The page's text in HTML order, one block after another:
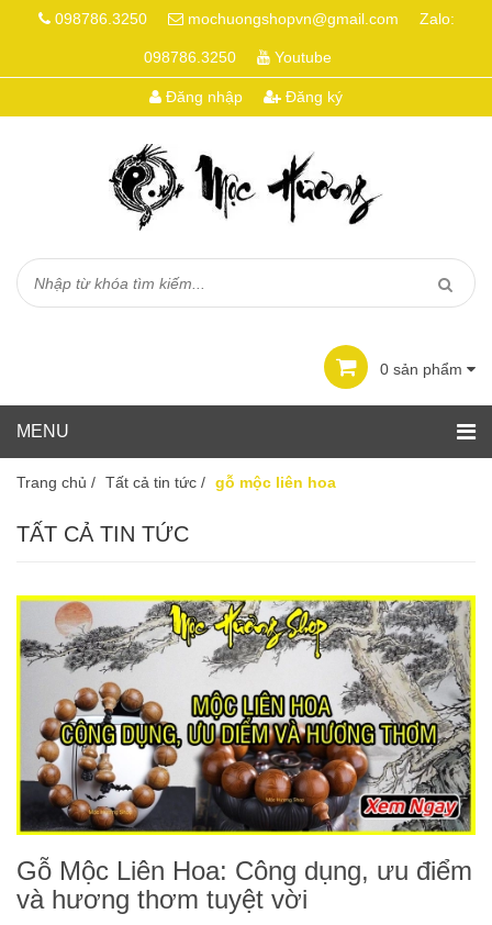
098786.3250 mochuongshopvn@gmail.com Zalo:
098786.3250 Youtube
Đăng nhập Đăng ký
0 sản phẩm
Trang chủ / Tất cả tin tức / gỗ mộc liên hoa
TẤT CẢ TIN TỨC
Gỗ Mộc Liên Hoa: Công dụng, ưu điểm
và hương thơm tuyệt vời